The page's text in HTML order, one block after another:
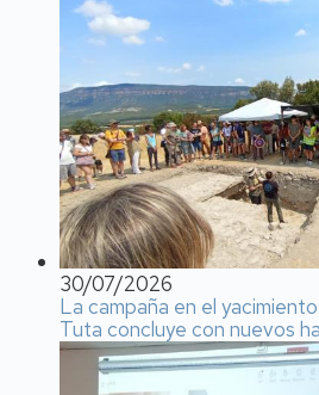
30/07/2026
La campaña en el
Tuta concluye con nuevos